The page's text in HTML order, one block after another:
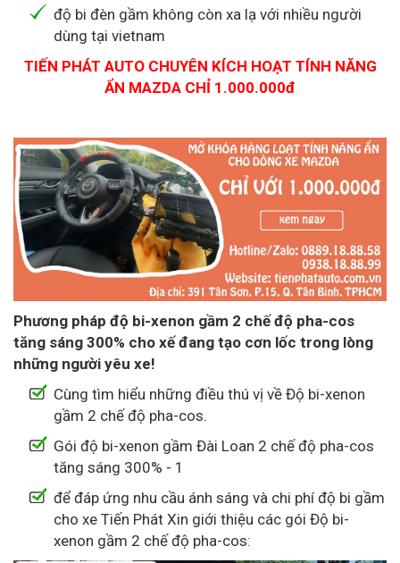
độ bi đèn gầm không còn xa lạ với nhiều người
dùng tại vietnam
TIẾN PHÁT AUTO CHUYÊN KÍCH HOẠT TÍNH NĂNG
ẨN MAZDA CHỈ 1.000.000đ
Phương pháp độ bi-xenon gầm 2 chế độ pha-cos
tăng sáng 300% cho xế đang tạo cơn lốc trong lòng
những người yêu xe!
Cùng tìm hiểu những điều thú vị về Độ bi-xenon
gầm 2 chế độ pha-cos.
Gói độ bi-xenon gầm Đài Loan 2 chế độ pha-cos
tăng sáng 300% - 1
để đáp ứng nhu cầu ánh sáng và chi phí độ bi gầm
cho xe Tiến Phát Xin giới thiệu các gói Độ bi-
xenon gầm 2 chế độ pha-cos: